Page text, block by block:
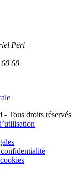
Péri
60
- Tous droits réservés